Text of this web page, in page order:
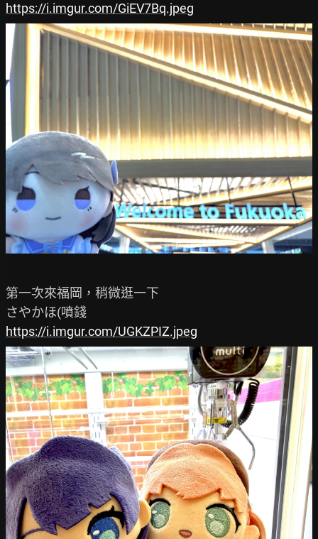
https://i.imgur.com/GiEV7Bq.jpeg
第一次來福岡，稍微逛一下
https://i.imgur.com/UGKZPIZ.jpeg